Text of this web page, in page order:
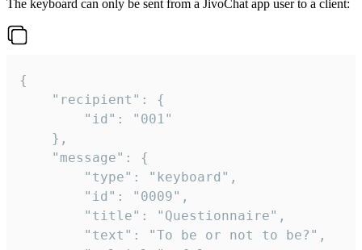
The keyboard can only be sent from a JivoChat app user to a client:
{